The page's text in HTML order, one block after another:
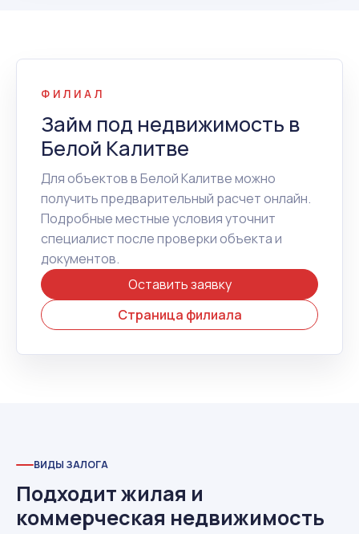
ФИЛИАЛ
Займ под недвижимость в
Белой Калитве
Для объектов в Белой Калитве можно
получить предварительный расчет онлайн.
Подробные местные условия уточнит
специалист после проверки объекта и
документов.
Оставить заявку
Страница филиала
ВИДЫ ЗАЛОГА
Подходит жилая и
коммерческая недвижимость